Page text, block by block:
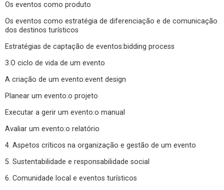
Os eventos como produto
Os eventos como estratégia de diferenciação e de comunicação
dos destinos turísticos
Estratégias de captação de eventos:bidding process
3.O ciclo de vida de um evento
A criação de um evento:event design
Planear um evento:o projeto
Executar a gerir um evento:o manual
Avaliar um evento:o relatório
4. Aspetos críticos na organização e gestão de um evento
5. Sustentabilidade e responsabilidade social
6. Comunidade local e eventos turísticos